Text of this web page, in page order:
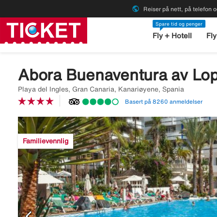
public Reiser på nett, på telefon
Spare tid og penger
Fly + Hotell Fly
Abora Buenaventura av
Playa del Ingles, Gran Canaria, Kanariøyene, Spania
Basert på 8260 anmeldelser
Familievennlig
Image
description
missing